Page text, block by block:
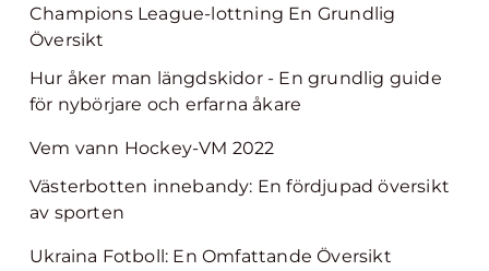
Champions League-lottning En Grundlig
Översikt
Hur åker man längdskidor - En grundlig guide
för nybörjare och erfarna åkare
Vem vann Hockey-VM 2022
Västerbotten innebandy: En fördjupad översikt
av sporten
Ukraina Fotboll: En Omfattande Översikt